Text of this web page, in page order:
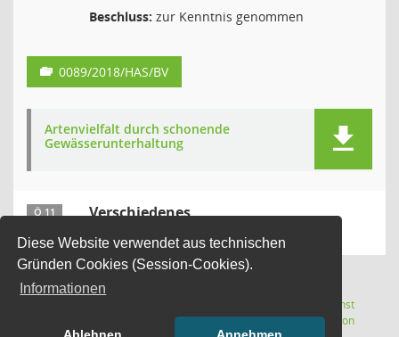
Diese Website verwendet aus technischen
Gründen Cookies (Session-Cookies).
Informationen
Beschluss: zur Kenntnis genommen
0089/2018/HAS/BV
Artenvielfalt durch schonende
Gewässerunterhaltung
Ö 11 Verschiedenes
Sitzungsdienst
Session(Wird in